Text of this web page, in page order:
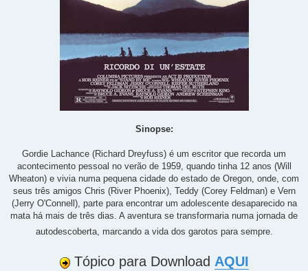
Sinopse:
Gordie Lachance (Richard Dreyfuss) é um escritor que recorda um
acontecimento pessoal no verão de 1959, quando tinha 12 anos (Will
Wheaton) e vivia numa pequena cidade do estado de Oregon, onde, com
seus três amigos Chris (River Phoenix), Teddy (Corey Feldman) e Vern
(Jerry O'Connell), parte para encontrar um adolescente desaparecido na
mata há mais de três dias. A aventura se transformaria numa jornada de
autodescoberta, marcando a vida dos garotos para sempre.
Tópico para Download AQUI